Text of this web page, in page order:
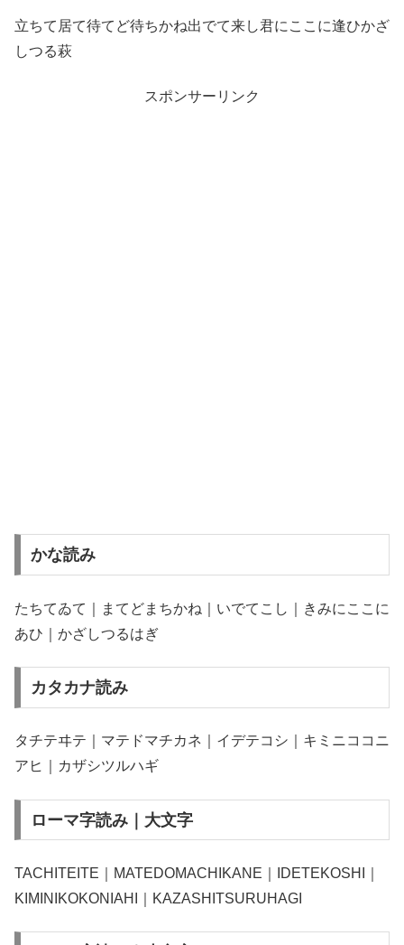
立ちて居て待てど待ちかね出でて来し君にここに逢ひかざ
しつる萩
スポンサーリンク
かな読み
たちてゐて｜まてどまちかね｜いでてこし｜きみにここに
あひ｜かざしつるはぎ
カタカナ読み
タチテヰテ｜マテドマチカネ｜イデテコシ｜キミニココニ
アヒ｜カザシツルハギ
ローマ字読み｜大文字
TACHITEITE｜MATEDOMACHIKANE｜IDETEKOSHI｜
KIMINIKOKONIAHI｜KAZASHITSURUHAGI